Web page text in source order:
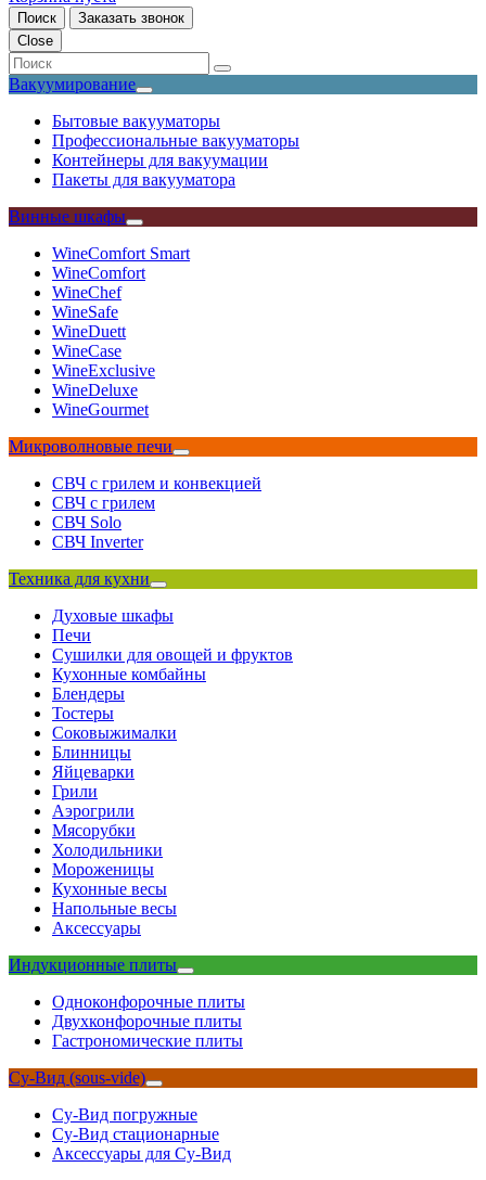
Поиск
Заказать звонок
Close
Вакуумирование
Бытовые вакууматоры
Профессиональные вакууматоры
Контейнеры для вакуумации
Пакеты для вакууматора
Винные шкафы
WineComfort Smart
WineComfort
WineChef
WineSafe
WineDuett
WineCase
WineExclusive
WineDeluxe
WineGourmet
Микроволновые печи
СВЧ с грилем и конвекцией
СВЧ с грилем
СВЧ Solo
СВЧ Inverter
Техника для кухни
Духовые шкафы
Печи
Сушилки для овощей и фруктов
Кухонные комбайны
Блендеры
Тостеры
Соковыжималки
Блинницы
Яйцеварки
Грили
Аэрогрили
Мясорубки
Холодильники
Мороженицы
Кухонные весы
Напольные весы
Аксессуары
Индукционные плиты
Одноконфорочные плиты
Двухконфорочные плиты
Гастрономические плиты
Су-Вид (sous-vide)
Су-Вид погружные
Су-Вид стационарные
Аксессуары для Су-Вид